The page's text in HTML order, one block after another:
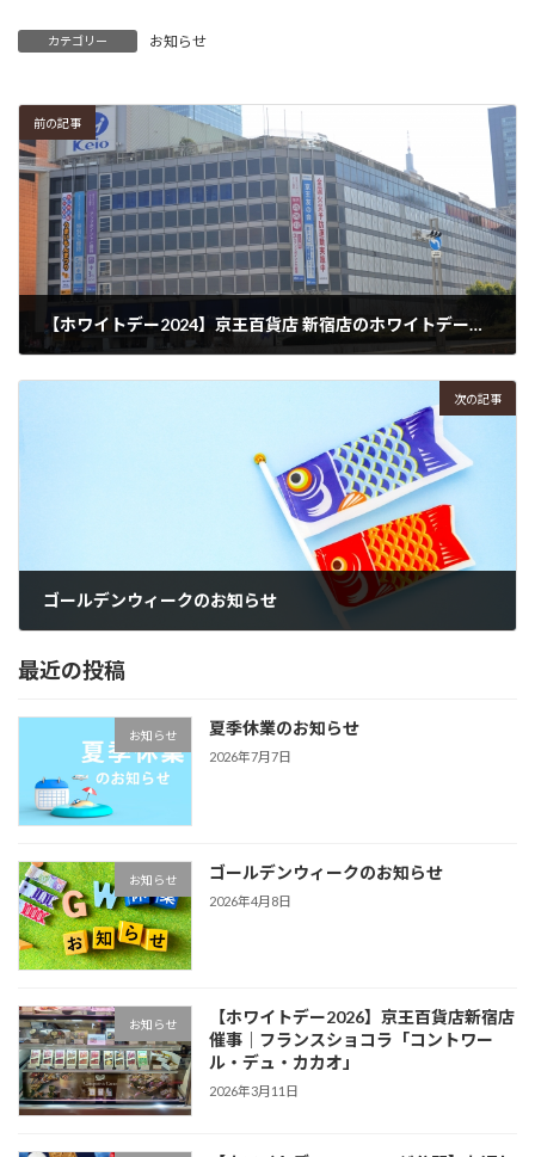
カテゴリー お知らせ
前の記事
【ホワイトデー2024】京王百貨店 新宿店のホワイトデーイベントに出店中です！（2024年3月7日~3月14日まで）
次の記事
ゴールデンウィークのお知らせ
最近の投稿
お知らせ 夏季休業のお知らせ
2026年7月7日
お知らせ ゴールデンウィークのお知らせ
2026年4月8日
お知らせ
【ホワイトデー2026】京王百貨店新宿店
催事｜フランスショコラ「コントワー
ル・デュ・カカオ」
2026年3月11日